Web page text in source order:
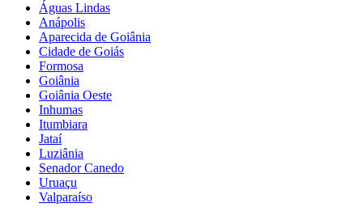
Águas Lindas
Anápolis
Aparecida de Goiânia
Cidade de Goiás
Formosa
Goiânia
Goiânia Oeste
Inhumas
Itumbiara
Jataí
Luziânia
Senador Canedo
Uruaçu
Valparaíso